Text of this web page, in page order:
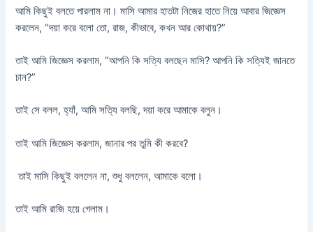
আমি কিছুই বলতে পারলাম না। মাসি আমার হাতটা নিজের হাতে নিয়ে আবার জিজ্ঞেস
করলেন, “দয়া করে বলো তো, রাজ, কীভাবে, কখন আর কোথায়?”
তাই আমি জিজ্ঞেস করলাম, “আপনি কি সত্যি বলছেন মাসি? আপনি কি সত্যিই জানতে
চান?”
তাই সে বলল, হ্যাঁ, আমি সত্যি বলছি, দয়া করে আমাকে বলুন।
তাই আমি জিজ্ঞেস করলাম, জানার পর তুমি কী করবে?
তাই মাসি কিছুই বললেন না, শুধু বললেন, আমাকে বলো।
তাই আমি রাজি হয়ে গেলাম।